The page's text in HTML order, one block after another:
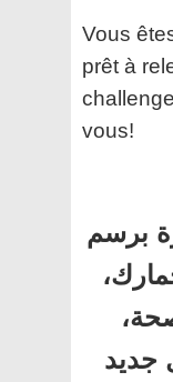
Vous
prêt à
vous!
برسم
جديد